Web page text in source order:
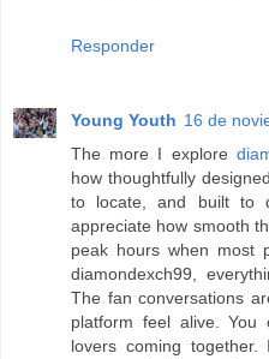
Responder
Young Youth 16 de
The more I explore
how thoughtfully
to locate, and built to
appreciate how smooth
peak hours when most
diamondexch99,
The fan conversations
platform feel alive.
lovers coming